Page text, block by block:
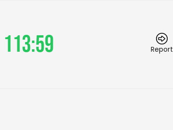
113:59 Report